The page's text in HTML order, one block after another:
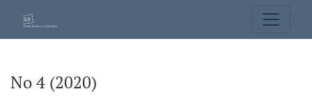
No 4 (2020)